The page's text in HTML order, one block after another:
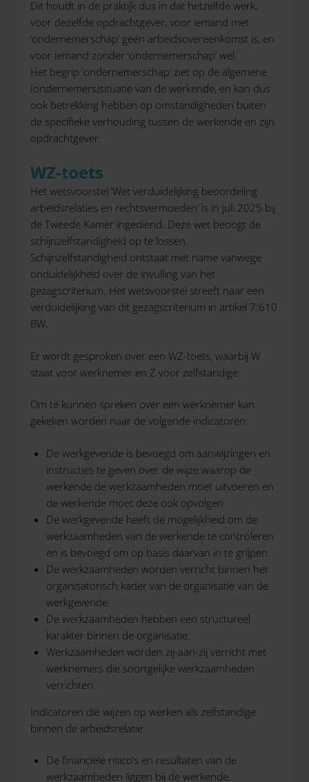
Dit houdt in de praktijk dus in dat hetzelfde werk,
voor dezelfde opdrachtgever, voor iemand met
‘ondernemerschap’ géén arbeidsovereenkomst is, en
voor iemand zonder ‘ondernemerschap’ wél.
Het begrip ‘ondernemerschap’ ziet op de algemene
(ondernemers)situatie van de werkende, en kan dus
ook betrekking hebben op omstandigheden buiten
de specifieke verhouding tussen de werkende en zijn
opdrachtgever.
WZ-toets
Het wetsvoorstel ‘Wet verduidelijking beoordeling
arbeidsrelaties en rechtsvermoeden’ is in juli 2025 bij
de Tweede Kamer ingediend. Deze wet beoogt de
schijnzelfstandigheid op te lossen.
Schijnzelfstandigheid ontstaat met name vanwege
onduidelijkheid over de invulling van het
gezagscriterium. Het wetsvoorstel streeft naar een
verduidelijking van dit gezagscriterium in artikel 7:610
BW.
Er wordt gesproken over een WZ-toets, waarbij W
staat voor werknemer en Z voor zelfstandige.
Om te kunnen spreken over een werknemer kan
gekeken worden naar de volgende indicatoren:
De werkgevende is bevoegd om aanwijzingen en
instructies te geven over de wijze waarop de
werkende de werkzaamheden moet uitvoeren en
de werkende moet deze ook opvolgen.
De werkgevende heeft de mogelijkheid om de
werkzaamheden van de werkende te controleren
en is bevoegd om op basis daarvan in te grijpen.
De werkzaamheden worden verricht binnen het
organisatorisch kader van de organisatie van de
werkgevende.
De werkzaamheden hebben een structureel
karakter binnen de organisatie.
Werkzaamheden worden zij-aan-zij verricht met
werknemers die soortgelijke werkzaamheden
verrichten.
Indicatoren die wijzen op werken als zelfstandige
binnen de arbeidsrelatie:
De financiële risico’s en resultaten van de
werkzaamheden liggen bij de werkende.